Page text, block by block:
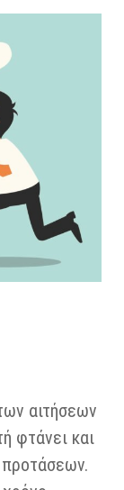
αιτήσεων
φτάνει και